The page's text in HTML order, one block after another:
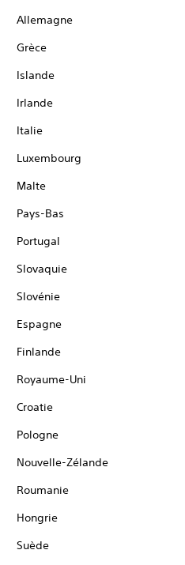
Allemagne
Grèce
Islande
Irlande
Italie
Luxembourg
Malte
Pays-Bas
Portugal
Slovaquie
Slovénie
Espagne
Finlande
Royaume-Uni
Croatie
Pologne
Nouvelle-Zélande
Roumanie
Hongrie
Suède